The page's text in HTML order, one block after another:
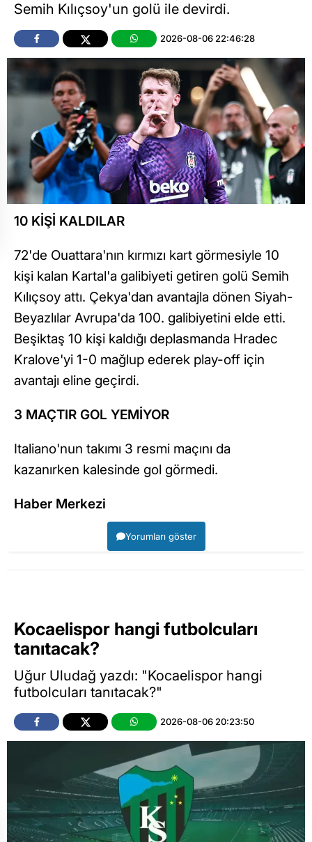
Semih Kılıçsoy'un golü ile devirdi.
2026-08-06 22:46:28
10 KİŞİ KALDILAR
72'de Ouattara'nın kırmızı kart görmesiyle 10
kişi kalan Kartal'a galibiyeti getiren golü Semih
Kılıçsoy attı. Çekya'dan avantajla dönen Siyah-
Beyazlılar Avrupa'da 100. galibiyetini elde etti.
Beşiktaş 10 kişi kaldığı deplasmanda Hradec
Kralove'yi 1-0 mağlup ederek play-off için
avantajı eline geçirdi.
3 MAÇTIR GOL YEMİYOR
Italiano'nun takımı 3 resmi maçını da
kazanırken kalesinde gol görmedi.
Haber Merkezi
Yorumları göster
Kocaelispor hangi futbolcuları
tanıtacak?
Uğur Uludağ yazdı: "Kocaelispor hangi
futbolcuları tanıtacak?"
2026-08-06 20:23:50